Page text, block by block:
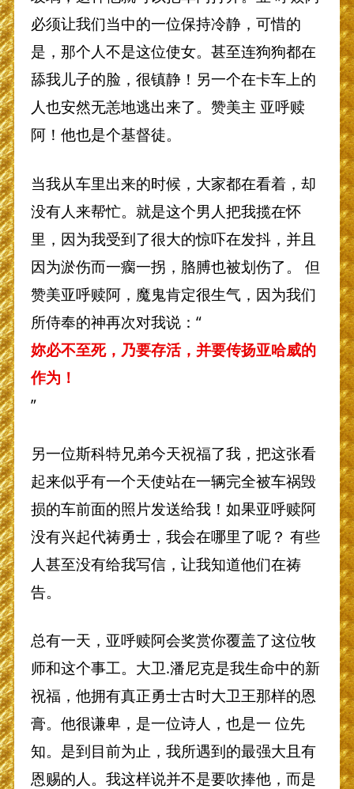
必须让我们当中的一位保持冷静，可惜的
是，那个人不是这位使女。甚至连狗狗都在
舔我儿子的脸，很镇静！另一个在卡车上的
人也安然无恙地逃出来了。赞美主 亚呼赎
阿！他也是个基督徒。
当我从车里出来的时候，大家都在看着，却
没有人来帮忙。就是这个男人把我揽在怀
里，因为我受到了很大的惊吓在发抖，并且
因为淤伤而一瘸一拐，胳膊也被划伤了。 但
赞美亚呼赎阿，魔鬼肯定很生气，因为我们
所侍奉的神再次对我说：“
妳必不至死，乃要存活，并要传扬亚哈威的
作为！
”
另一位斯科特兄弟今天祝福了我，把这张看
起来似乎有一个天使站在一辆完全被车祸毁
损的车前面的照片发送给我！如果亚呼赎阿
没有兴起代祷勇士，我会在哪里了呢？ 有些
人甚至没有给我写信，让我知道他们在祷
告。
总有一天，亚呼赎阿会奖赏你覆盖了这位牧
师和这个事工。大卫.潘尼克是我生命中的新
祝福，他拥有真正勇士古时大卫王那样的恩
膏。他很谦卑，是一位诗人，也是一 位先
知。是到目前为止，我所遇到的最强大且有
恩赐的人。我这样说并不是要吹捧他，而是